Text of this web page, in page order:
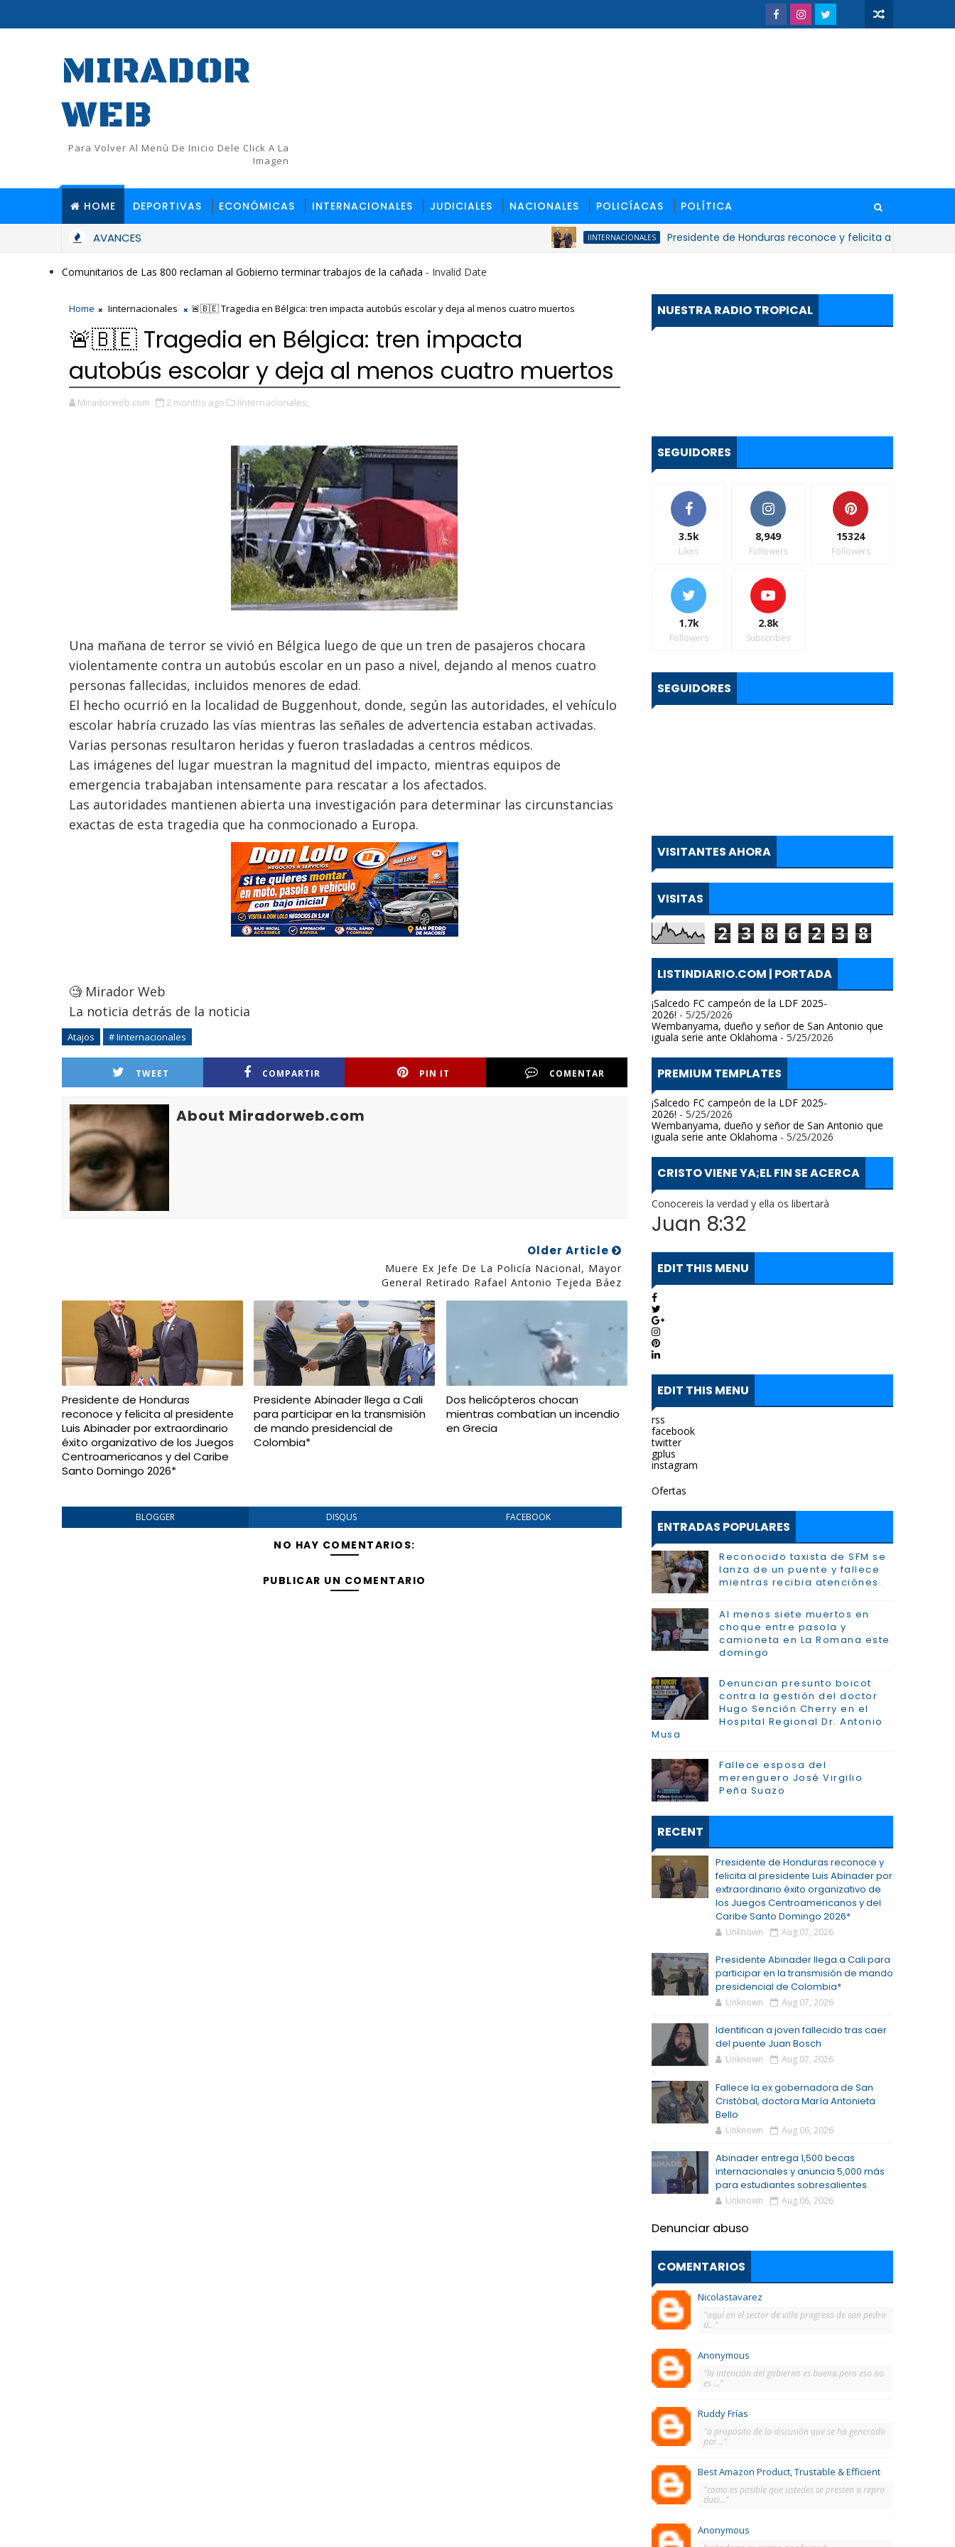
MIRADOR
WEB
Para Volver Al Menù De Inicio Dele Click A La
Imagen
HOME DEPORTIVAS ECONÓMICAS INTERNACIONALES JUDICIALES NACIONALES POLICÍACAS POLÍTICA
AVANCES IINTERNACIONALES Presidente de Honduras reconoce y felicita al presidente Luis
Comunitarios de Las 800 reclaman al Gobierno terminar trabajos de la cañada - Invalid Date
Home Iinternacionales 🚨🇧🇪 Tragedia en Bélgica: tren impacta autobús escolar y deja al menos cuatro muertos
🚨🇧🇪 Tragedia en Bélgica: tren impacta
autobús escolar y deja al menos cuatro muertos
Miradorweb.com 2 months ago Iinternacionales,
Una mañana de terror se vivió en Bélgica luego de que un tren de pasajeros chocara
violentamente contra un autobús escolar en un paso a nivel, dejando al menos cuatro
personas fallecidas, incluidos menores de edad.
El hecho ocurrió en la localidad de Buggenhout, donde, según las autoridades, el vehículo
escolar habría cruzado las vías mientras las señales de advertencia estaban activadas.
Varias personas resultaron heridas y fueron trasladadas a centros médicos.
Las imágenes del lugar muestran la magnitud del impacto, mientras equipos de
emergencia trabajaban intensamente para rescatar a los afectados.
Las autoridades mantienen abierta una investigación para determinar las circunstancias
exactas de esta tragedia que ha conmocionado a Europa.
🧐 Mirador Web
La noticia detrás de la noticia
Atajos # Iinternacionales
TWEET COMPARTIR PIN IT COMENTAR
About Miradorweb.com
Older Article
Muere Ex Jefe De La Policía Nacional, Mayor
General Retirado Rafael Antonio Tejeda Báez
Presidente de Honduras
reconoce y felicita al presidente
Luis Abinader por extraordinario
éxito organizativo de los Juegos
Centroamericanos y del Caribe
Santo Domingo 2026*
Presidente Abinader llega a Cali
para participar en la transmisión
de mando presidencial de
Colombia*
Dos helicópteros chocan
mientras combatían un incendio
en Grecia
BLOGGER DISQUS FACEBOOK
NO HAY COMENTARIOS:
PUBLICAR UN COMENTARIO
NUESTRA RADIO TROPICAL
SEGUIDORES
3.5k
Likes
8,949
Followers
15324
Followers
1.7k
Followers
2.8k
Subscribes
SEGUIDORES
VISITANTES AHORA
VISITAS
2 3 8 6 2 3 8
LISTINDIARIO.COM | PORTADA
¡Salcedo FC campeón de la LDF 2025-
2026! - 5/25/2026
Wembanyama, dueño y señor de San Antonio que
iguala serie ante Oklahoma - 5/25/2026
PREMIUM TEMPLATES
¡Salcedo FC campeón de la LDF 2025-
2026! - 5/25/2026
Wembanyama, dueño y señor de San Antonio que
iguala serie ante Oklahoma - 5/25/2026
CRISTO VIENE YA;EL FIN SE ACERCA
Conocereis la verdad y ella os libertarà
Juan 8:32
EDIT THIS MENU
EDIT THIS MENU
rss
facebook
twitter
gplus
instagram
Ofertas
ENTRADAS POPULARES
Reconocido taxista de SFM se
lanza de un puente y fallece
mientras recibia atenciónes.
Al menos siete muertos en
choque entre pasola y
camioneta en La Romana este
domingo
Denuncian presunto boicot
contra la gestión del doctor
Hugo Sención Cherry en el
Hospital Regional Dr. Antonio
Musa
Fallece esposa del
merenguero José Virgilio
Peña Suazo
RECENT
Presidente de Honduras reconoce y
felicita al presidente Luis Abinader por
extraordinario éxito organizativo de
los Juegos Centroamericanos y del
Caribe Santo Domingo 2026*
Unknown Aug 07, 2026
Presidente Abinader llega a Cali para
participar en la transmisión de mando
presidencial de Colombia*
Unknown Aug 07, 2026
Identifican a joven fallecido tras caer
del puente Juan Bosch
Unknown Aug 07, 2026
Fallece la ex gobernadora de San
Cristóbal, doctora María Antonieta
Bello
Unknown Aug 06, 2026
Abinader entrega 1,500 becas
internacionales y anuncia 5,000 más
para estudiantes sobresalientes
Unknown Aug 06, 2026
Denunciar abuso
COMENTARIOS
Nicolastavarez
"aquí en el sector de villa progreso de san pedro
d..."
Anonymous
"la intención del gobierno es buena.pero eso no
es ..."
Ruddy Frías
"a propósito de la discusión que se ha generado
por..."
Best Amazon Product, Trustable & Efficient
"como es posible que ustedes se presten a repro
duci..."
Anonymous